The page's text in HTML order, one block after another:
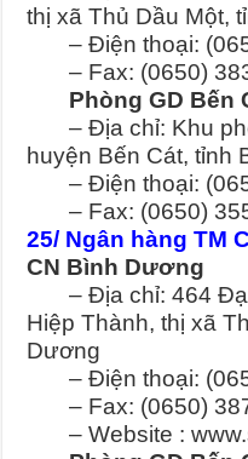
thị xã Thủ Dầu Một,
– Điện thoại:
– Fax: (0650)
Phòng GD Bến
– Địa chỉ: Khu
huyện Bến Cát, tỉnh
– Điện thoại:
– Fax: (0650)
25/ Ngân hàng TM
CN Bình Dương
– Địa chỉ: 464 Đại
Hiệp Thành, thị xã
Dương
– Điện thoại:
– Fax: (0650)
– Website :